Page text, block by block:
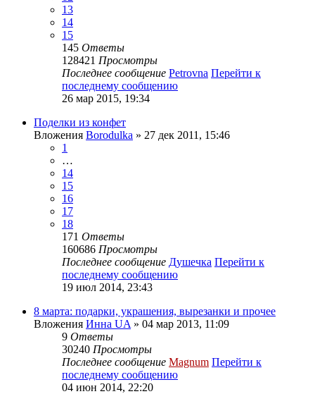
13
14
15
145 Ответы
128421 Просмотры
Последнее сообщение Petrovna Перейти к
последнему сообщению
26 мар 2015, 19:34
Поделки из конфет
Вложения Borodulka » 27 дек 2011, 15:46
1
…
14
15
16
17
18
171 Ответы
160686 Просмотры
Последнее сообщение Душечка Перейти к
последнему сообщению
19 июл 2014, 23:43
8 марта: подарки, украшения, вырезанки и прочее
Вложения Инна UA » 04 мар 2013, 11:09
9 Ответы
30240 Просмотры
Последнее сообщение Magnum Перейти к
последнему сообщению
04 июн 2014, 22:20